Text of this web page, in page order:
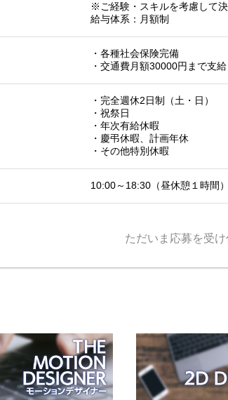
※ご経験・スキルを考慮して決
給与体系：月額制
・各種社会保険完備
・交通費月額30000円まで支給
・完全週休2日制（土・日）
・祝祭日
・年次有給休暇
・慶弔休暇、計画年休
・その他特別休暇
10:00～18:30（昼休憩１時間）
ただいま応募を受